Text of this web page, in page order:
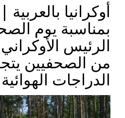
أوكرانيا
بمناسبة يوم
الرئيس
من الصحفيين
الدراجات